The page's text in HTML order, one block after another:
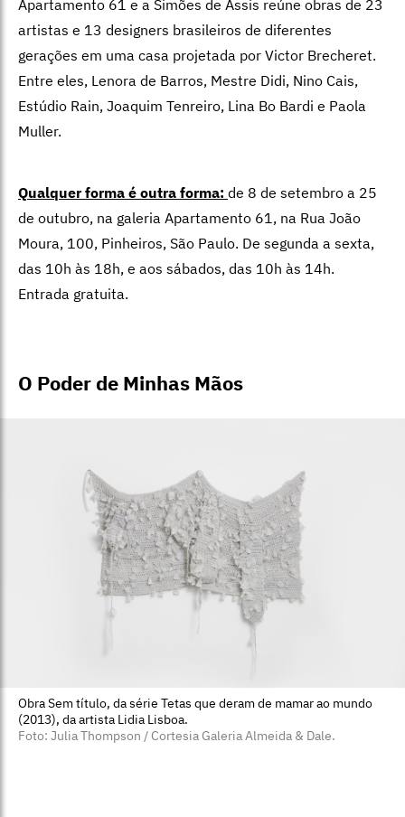
Apartamento 61 e a Simões de Assis reúne obras de 23
artistas e 13 designers brasileiros de diferentes
gerações em uma casa projetada por Victor Brecheret.
Entre eles, Lenora de Barros, Mestre Didi, Nino Cais,
Estúdio Rain, Joaquim Tenreiro, Lina Bo Bardi e Paola
Muller.
Qualquer forma é outra forma: de 8 de setembro a 25
de outubro, na galeria Apartamento 61, na Rua João
Moura, 100, Pinheiros, São Paulo. De segunda a sexta,
das 10h às 18h, e aos sábados, das 10h às 14h.
Entrada gratuita.
O Poder de Minhas Mãos
Obra Sem título, da série Tetas que deram de mamar ao mundo
(2013), da artista Lidia Lisboa.
Foto: Julia Thompson / Cortesia Galeria Almeida & Dale.